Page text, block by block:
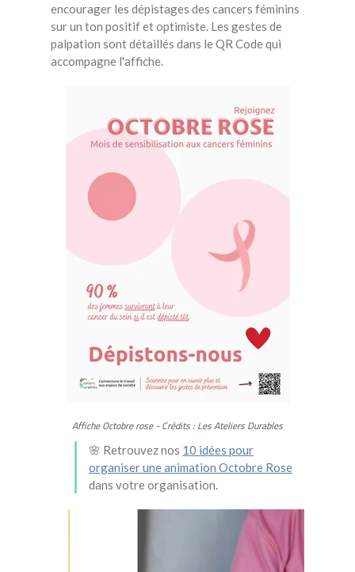
encourager les dépistages des cancers féminins
sur un ton positif et optimiste. Les gestes de
palpation sont détaillés dans le QR Code qui
accompagne l'affiche.
Affiche Octobre rose - Crédits : Les Ateliers Durables
🌸 Retrouvez nos 10 idées pour
organiser une animation Octobre Rose
dans votre organisation.